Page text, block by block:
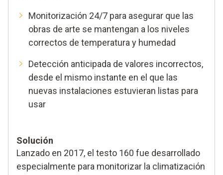
Monitorización 24/7 para asegurar que las
obras de arte se mantengan a los niveles
correctos de temperatura y humedad
Detección anticipada de valores incorrectos,
desde el mismo instante en el que las
nuevas instalaciones estuvieran listas para
usar
Solución
Lanzado en 2017, el testo 160 fue desarrollado
especialmente para monitorizar la climatización